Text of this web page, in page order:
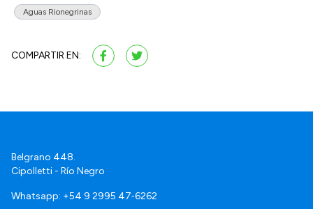
Aguas Rionegrinas
COMPARTIR EN:
Belgrano 448.
Cipolletti - Río Negro
Whatsapp: +54 9 2995 47‑6262